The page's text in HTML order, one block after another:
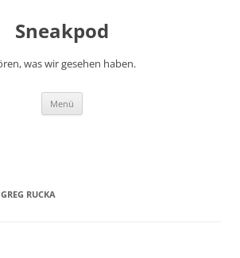
Sneakpod
was wir gesehen haben.
Menü
GREG RUCKA